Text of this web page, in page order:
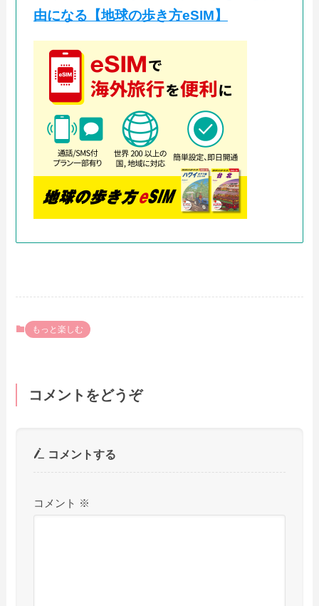
由になる【地球の歩き方eSIM】
もっと楽しむ
コメントをどうぞ
コメントする
コメント ※